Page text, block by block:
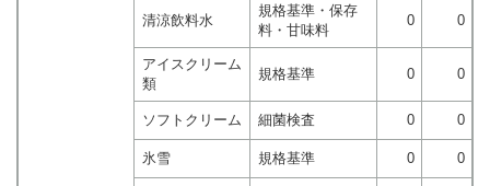
清涼飲料水
規格基準・保存
料・甘味料
0 0
アイスクリーム
類
規格基準 0 0
ソフトクリーム 細菌検査 0 0
氷雪 規格基準 0 0